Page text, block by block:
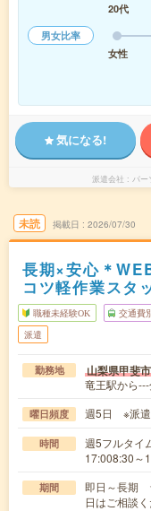
20代
男女比率
女性
気になる!
派遣会社 パー
未読 掲載日 2026/07/30
長期×安心＊
コツ軽作業スタ
職種未経験OK 交通費
派遣
勤務地 山梨県甲斐市
竜王駅から
曜日頻度 週5日 ※派遣
時間
週5フルタイ
17:008:30～
期間
即日～長期
日はご相談